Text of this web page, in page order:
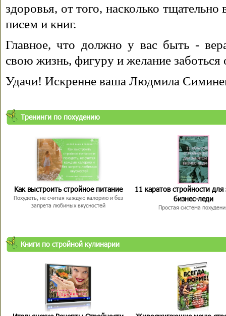
здоровья, от того, насколько
писем и книг.
Главное, что должно у вас быть -
свою жизнь, фигуру и желание заботься
Удачи! Искренне ваша Людмила
Тренинги по похудению
Как выстроить стройное питание
Похудеть, не считая каждую калорию и без
запрета любимых вкусностей
11 каратов стройности для
бизнес-леди
Простая система
Книги по стройной кулинарии